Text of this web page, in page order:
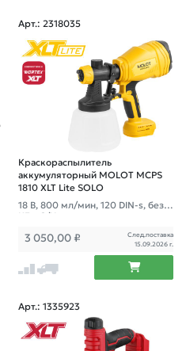
Арт.: 2318035
Краскораспылитель
аккумуляторный MOLOT MCPS
1810 XLT Lite SOLO
18 В, 800 мл/мин, 120 DIN-s, без А
КБ и З/У
3 050,00 ₽
След.поставка
15.09.2026 г.
Арт.: 1335923